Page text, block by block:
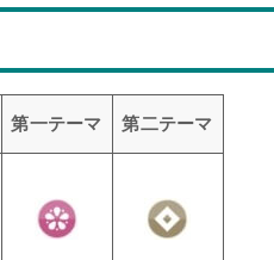
第一テーマ 第二テーマ